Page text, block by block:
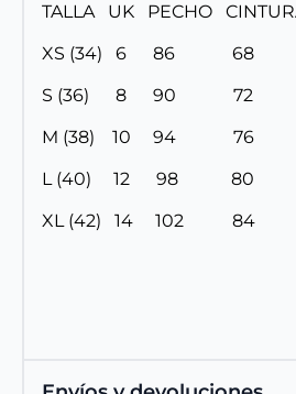
TALLA UK PECHO
XS (34) 6 86
S (36) 8 90
M (38) 10 94 76
L (40) 12 98 80
XL (42) 14 102